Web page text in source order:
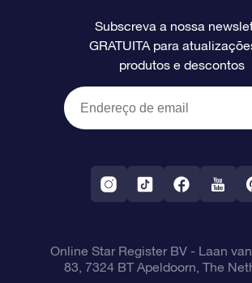
Avaliações
O Cartão Presente OSR
Presentes corporativos
Página de Estrela personalizada
Um Milhão de Estrelas
App RV fly me to the stars
Informação de pagamento
Informação de envio
Constelações
Subscreva a nossa
GRATUITA para
produtos e descontos
Online Star Register BV- Laan
83, 7324 BT Apeldoorn, The